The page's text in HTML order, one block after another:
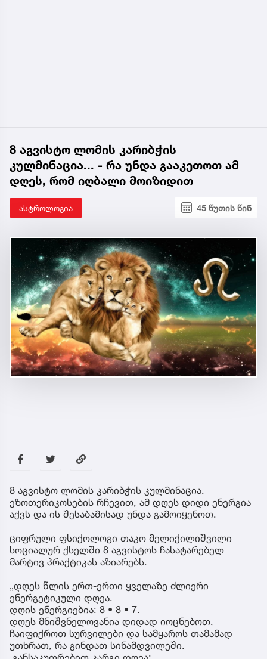
8 აგვისტო ლომის კარიბჭის
კულმინაცია... - რა უნდა გააკეთოთ ამ
დღეს, რომ იღბალი მოიზიდით
ასტროლოგია 45 წუთის წინ
8 აგვისტო ლომის კარიბჭის კულმინაცია.
ეზოთერიკოსების რჩევით, ამ დღეს დიდი ენერგია
აქვს და ის შესაბამისად უნდა გამოიყენოთ.
ციფრული ფსიქოლოგი თაკო მელიქილიშვილი
სოციალურ ქსელში 8 აგვისტოს ჩასატარებელ
მარტივ პრაქტიკას აზიარებს.
„დღეს წლის ერთ-ერთი ყველაზე ძლიერი
ენერგეტიკული დღეა.
დღის ენერგიებია: 8 • 8 • 7.
დღეს მნიშვნელოვანია დიდად იოცნებოთ,
ჩაიფიქროთ სურვილები და სამყაროს თამამად
უთხრათ, რა გინდათ სინამდვილეში.